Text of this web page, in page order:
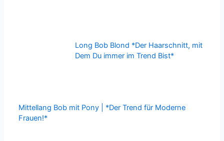
Long Bob Blond *Der Haarschnitt, mit
Dem Du immer im Trend Bist*
Mittellang Bob mit Pony | *Der Trend für Moderne
Frauen!*